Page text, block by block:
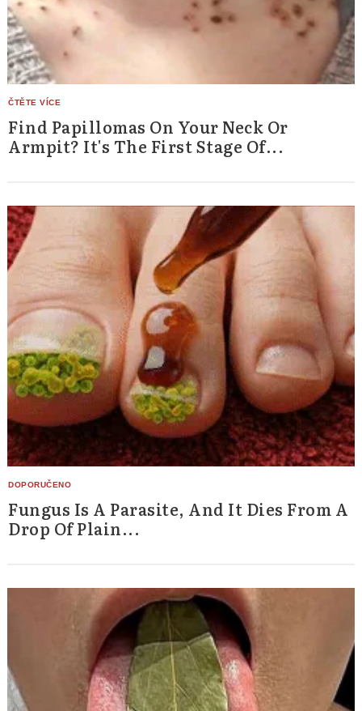
Find Papillomas On Your Neck Or
Armpit? It's The First Stage Of...
Fungus Is A Parasite, And It Dies From A
Drop Of Plain...